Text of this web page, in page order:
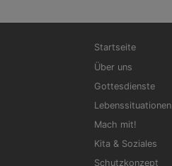
Hauptnavigation
Startseite
Über uns
Gottesdienste
Lebenssituationen
Mach mit!
Kita & Soziales
Schutzkonzept